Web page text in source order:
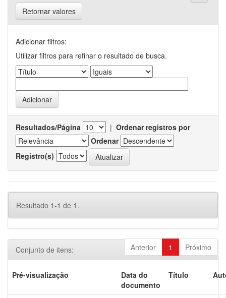
Retornar valores
Adicionar filtros:
Utilizar filtros para refinar o resultado de busca.
Resultados/Página | Ordenar registros por
Ordenar
Registro(s)
Resultado 1-1 de 1.
Anterior 1 Próximo
Conjunto de itens:
Pré-visualização
Data do
documento
Título